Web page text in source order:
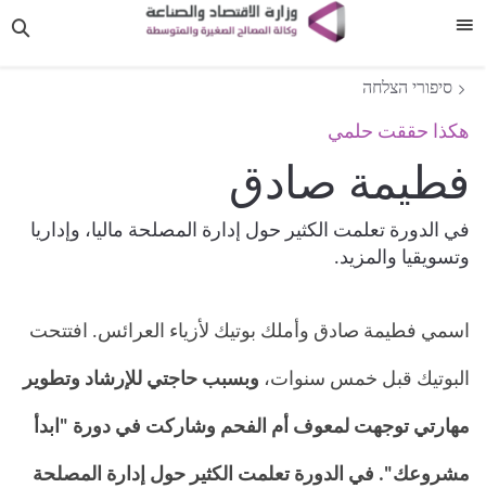
סיפורי הצלחה
هكذا حققت حلمي
فطيمة صادق
في الدورة تعلمت الكثير حول إدارة المصلحة ماليا، وإداريا
وتسويقيا والمزيد.
​اسمي فطيمة صادق وأملك بوتيك لأزياء العرائس. افتتحت
البوتيك قبل خمس سنوات، وبسبب حاجتي للإرشاد وتطوير
مهارتي توجهت لمعوف أم الفحم وشاركت في دورة "ابدأ
مشروعك". في الدورة تعلمت الكثير حول إدارة المصلحة